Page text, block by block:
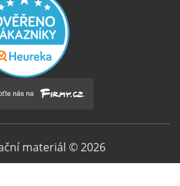
materiál © 2026